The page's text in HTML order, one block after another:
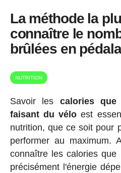
La méthode la
connaître le
brûlées en
NUTRITION
Savoir les calories
faisant du vélo est
nutrition, que ce soit pour
performer au maximum.
connaître les calories que
précisément l'énergie